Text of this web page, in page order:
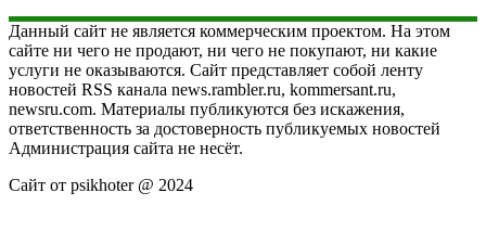
Данный сайт не является коммерческим проектом. На этом
сайте ни чего не продают, ни чего не покупают, ни какие
услуги не оказываются. Сайт представляет собой ленту
новостей RSS канала news.rambler.ru, kommersant.ru,
newsru.com. Материалы публикуются без искажения,
ответственность за достоверность публикуемых новостей
Администрация сайта не несёт.
Сайт от psikhoter @ 2024